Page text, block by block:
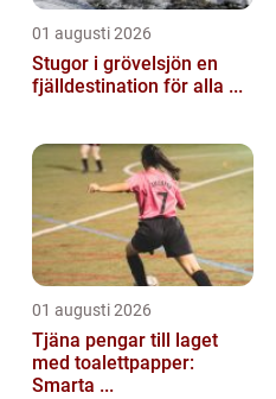
01 augusti 2026
Stugor i grövelsjön en
fjälldestination för alla ...
01 augusti 2026
Tjäna pengar till laget
med toalettpapper:
Smarta ...